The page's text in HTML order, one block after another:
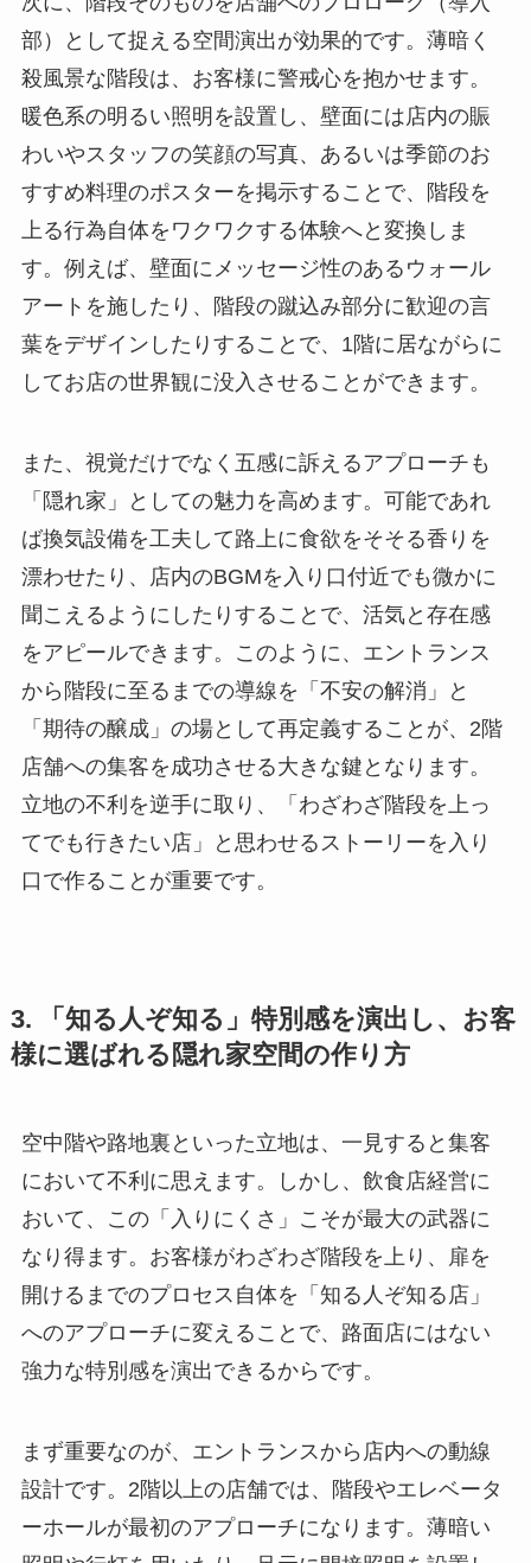
部）として捉える空間演出が効果的です。薄暗く
殺風景な階段は、お客様に警戒心を抱かせます。
暖色系の明るい照明を設置し、壁面には店内の賑
わいやスタッフの笑顔の写真、あるいは季節のお
すすめ料理のポスターを掲示することで、階段を
上る行為自体をワクワクする体験へと変換しま
す。例えば、壁面にメッセージ性のあるウォール
アートを施したり、階段の蹴込み部分に歓迎の言
葉をデザインしたりすることで、1階に居ながらに
してお店の世界観に没入させることができます。
また、視覚だけでなく五感に訴えるアプローチも
「隠れ家」としての魅力を高めます。可能であれ
ば換気設備を工夫して路上に食欲をそそる香りを
漂わせたり、店内のBGMを入り口付近でも微かに
聞こえるようにしたりすることで、活気と存在感
をアピールできます。このように、エントランス
から階段に至るまでの導線を「不安の解消」と
「期待の醸成」の場として再定義することが、2階
店舗への集客を成功させる大きな鍵となります。
立地の不利を逆手に取り、「わざわざ階段を上っ
てでも行きたい店」と思わせるストーリーを入り
口で作ることが重要です。
3. 「知る人ぞ知る」特別感を演出し、お客
様に選ばれる隠れ家空間の作り方
空中階や路地裏といった立地は、一見すると集客
において不利に思えます。しかし、飲食店経営に
おいて、この「入りにくさ」こそが最大の武器に
なり得ます。お客様がわざわざ階段を上り、扉を
開けるまでのプロセス自体を「知る人ぞ知る店」
へのアプローチに変えることで、路面店にはない
強力な特別感を演出できるからです。
まず重要なのが、エントランスから店内への動線
設計です。2階以上の店舗では、階段やエレベータ
ーホールが最初のアプローチになります。薄暗い